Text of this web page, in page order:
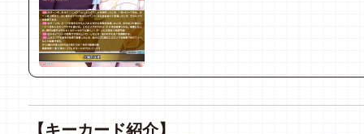
【キーカード紹介】